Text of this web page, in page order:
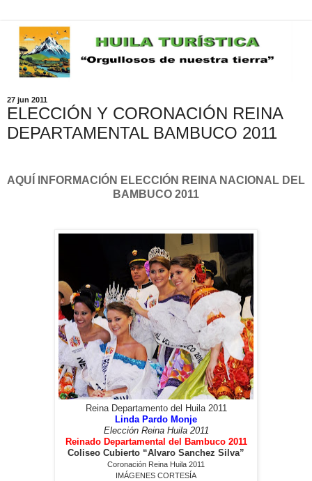
27 jun 2011
ELECCIÓN Y CORONACIÓN REINA
DEPARTAMENTAL BAMBUCO 2011
AQUÍ INFORMACIÓN ELECCIÓN REINA NACIONAL DEL
BAMBUCO 2011
Reina Departamento del Huila 2011
Linda Pardo Monje
Elección Reina Huila 2011
Reinado Departamental del Bambuco 2011
Coliseo Cubierto “Alvaro Sanchez Silva”
Coronación Reina Huila 2011
IMÁGENES CORTESÍA